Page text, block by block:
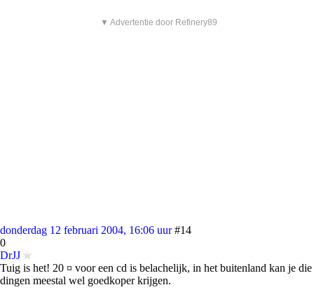
▼ Advertentie door Refinery89
donderdag 12 februari 2004, 16:06 uur #14
0
DrJJ
Tuig is het! 20 ¤ voor een cd is belachelijk, in het buitenland kan je die
dingen meestal wel goedkoper krijgen.